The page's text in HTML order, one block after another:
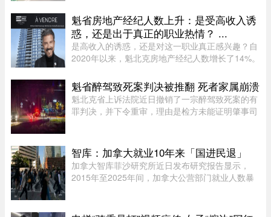
道，其前方右边是一处转弯，前端左侧是一个隧道
口，当车驶至该隧道口附近时 ...
魁省房地产经纪人数上升：是受高收入诱
惑，还是出于真正的职业热情？ ...
是高收入的诱惑，还是对这一职业真正感兴趣？自
2020年以来，魁北克房地产经纪人数增长了14%。
为可能带来经济成功的行业。 ...
魁省醉驾致死案判决被推翻 死者家属崩溃
魁北克省上诉法院近日撤销了一宗醉驾致死案的有
罪判决，并下令重审，理由是检方未能证明肇事司
Yannick Potvin驾驶踏板车行驶在Sai ...
智库：加拿大就业10年来「国进民退」
加拿大智库菲沙研究所近日发布研究报告显示，
2015年至2025年间，加拿大公营部门就业人数暴
在大西洋省份，恐将削弱国家的 ...